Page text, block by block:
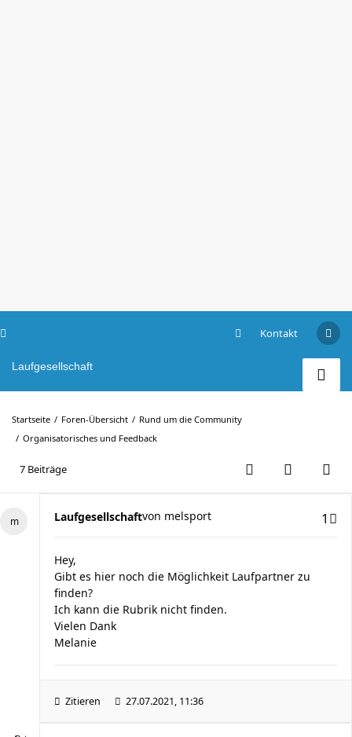
Kontakt
Laufgesellschaft
Startseite Foren-Übersicht
Rund um die Community
Organisatorisches und Feedback
7 Beiträge
Laufgesellschaft 1
von melsport
Hey,
Gibt es hier noch die Möglichkeit Laufpartner zu
finden?
Ich kann die Rubrik nicht finden.
Vielen Dank
Melanie
Zitieren 27.07.2021, 11:36